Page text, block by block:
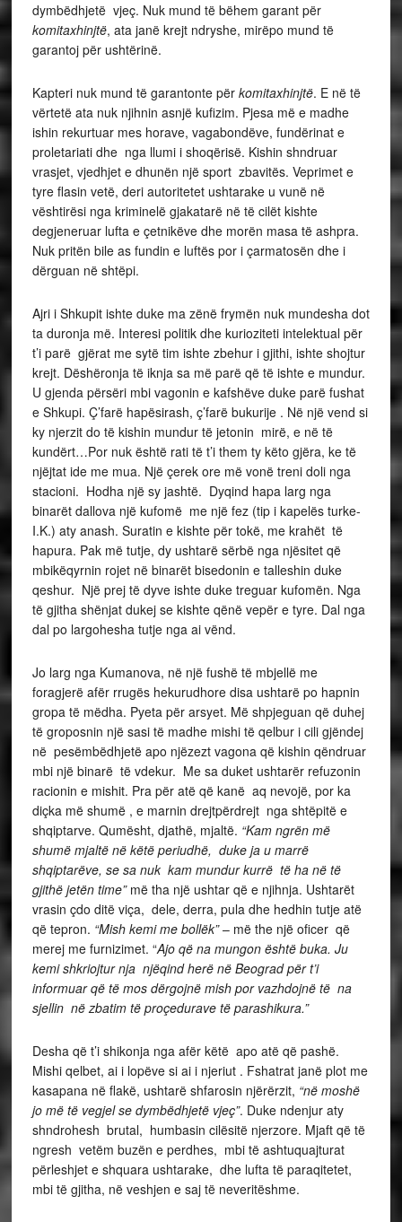
dymbëdhjetë vjeç. Nuk mund të bëhem garant për
komitaxhinjtë, ata janë krejt ndryshe, mirëpo mund të
garantoj për ushtërinë.
Kapteri nuk mund të garantonte për komitaxhinjtë. E në të
vërtetë ata nuk njihnin asnjë kufizim. Pjesa më e madhe
ishin rekurtuar mes horave, vagabondëve, fundërinat e
proletariati dhe nga llumi i shoqërisë. Kishin shndruar
vrasjet, vjedhjet e dhunën një sport zbavitës. Veprimet e
tyre flasin vetë, deri autoritetet ushtarake u vunë në
vështirësi nga kriminelë gjakatarë në të cilët kishte
degjeneruar lufta e çetnikëve dhe morën masa të ashpra.
Nuk pritën bile as fundin e luftës por i çarmatosën dhe i
dërguan në shtëpi.
Ajri i Shkupit ishte duke ma zënë frymën nuk mundesha dot
ta duronja më. Interesi politik dhe kurioziteti intelektual për
t’i parë gjërat me sytë tim ishte zbehur i gjithi, ishte shojtur
krejt. Dëshëronja të iknja sa më parë që të ishte e mundur.
U gjenda përsëri mbi vagonin e kafshëve duke parë fushat
e Shkupi. Ç’farë hapësirash, ç’farë bukurije . Në një vend si
ky njerzit do të kishin mundur të jetonin mirë, e në të
kundërt…Por nuk është rati të t’i them ty këto gjëra, ke të
njëjtat ide me mua. Një çerek ore më vonë treni doli nga
stacioni. Hodha një sy jashtë. Dyqind hapa larg nga
binarët dallova një kufomë me një fez (tip i kapelës turke-
I.K.) aty anash. Suratin e kishte për tokë, me krahët të
hapura. Pak më tutje, dy ushtarë sërbë nga njësitet që
mbikëqyrnin rojet në binarët bisedonin e talleshin duke
qeshur. Një prej të dyve ishte duke treguar kufomën. Nga
të gjitha shënjat dukej se kishte qënë vepër e tyre. Dal nga
dal po largohesha tutje nga ai vënd.
Jo larg nga Kumanova, në një fushë të mbjellë me
foragjerë afër rrugës hekurudhore disa ushtarë po hapnin
gropa të mëdha. Pyeta për arsyet. Më shpjeguan që duhej
të groposnin një sasi të madhe mishi të qelbur i cili gjëndej
në pesëmbëdhjetë apo njëzezt vagona që kishin qëndruar
mbi një binarë të vdekur. Me sa duket ushtarër refuzonin
racionin e mishit. Pra për atë që kanë aq nevojë, por ka
diçka më shumë , e marnin drejtpërdrejt nga shtëpitë e
shqiptarve. Qumësht, djathë, mjaltë. “Kam ngrën më
shumë mjaltë në këtë periudhë, duke ja u marrë
shqiptarëve, se sa nuk kam mundur kurrë të ha në të
gjithë jetën time” më tha një ushtar që e njihnja. Ushtarët
vrasin çdo ditë viça, dele, derra, pula dhe hedhin tutje atë
që tepron. “Mish kemi me bollëk”– më the një oficer që
merej me furnizimet. “Ajo që na mungon është buka. Ju
kemi shkriojtur nja njëqind herë në Beograd për t’i
informuar që të mos dërgojnë mish por vazhdojnë të na
sjellin në zbatim të proçedurave të parashikura.”
Desha që t’i shikonja nga afër këtë apo atë që pashë.
Mishi qelbet, ai i lopëve si ai i njeriut . Fshatrat janë plot me
kasapana në flakë, ushtarë shfarosin njërërzit, “në moshë
jo më të vegjel se dymbëdhjetë vjeç”. Duke ndenjur aty
shndrohesh brutal, humbasin cilësitë njerzore. Mjaft që të
ngresh vetëm buzën e perdhes, mbi të ashtuquajturat
përleshjet e shquara ushtarake, dhe lufta të paraqitetet,
mbi të gjitha, në veshjen e saj të neveritëshme.